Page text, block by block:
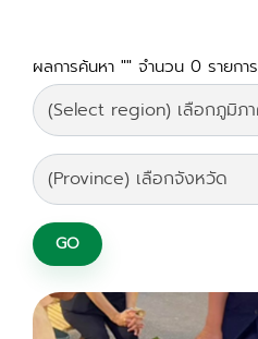
ผลการค้นหา "" จำนวน 0 รายการ
GO